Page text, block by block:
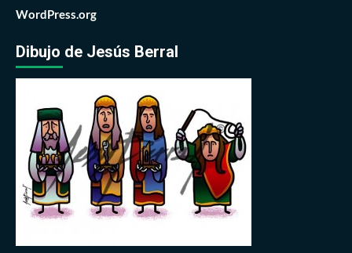
WordPress.org
Dibujo de Jesús Berral